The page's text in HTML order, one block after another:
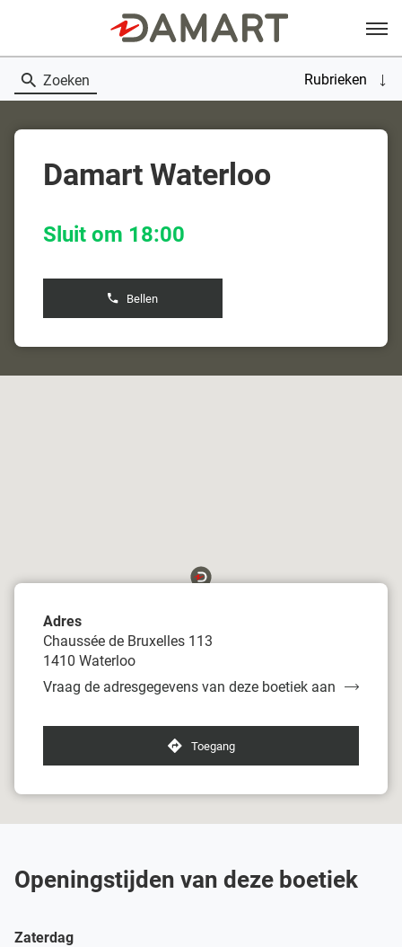
Menu
Zoeken Rubrieken
Damart Waterloo
Sluit om 18:00
Bellen
de
boetiek
Waterloo
Adres
Chaussée de Bruxelles 113
1410 Waterloo
Vraag de adresgegevens van deze boetiek aan
van
Waterloo
Toegang
naar
boetiek
Waterloo
Openingstijden van deze boetiek
Openingstijden
Zaterdag